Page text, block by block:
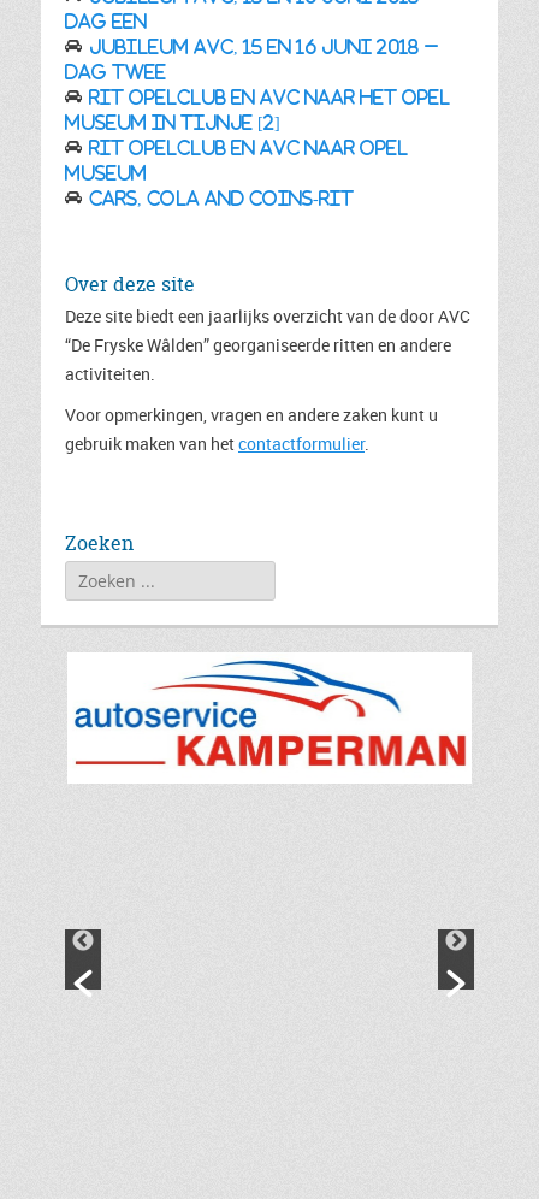
DAG EEN
Jubileum AVC, 15 en 16 juni 2018 –
DAG TWEE
Rit Opelclub en AVC naar het Opel
Museum in Tijnje [2]
Rit Opelclub en AVC naar Opel
Museum
Cars, Cola and Coins-rit
Over deze site
Deze site biedt een jaarlijks overzicht van de door AVC
“De Fryske Wâlden” georganiseerde ritten en andere
activiteiten.
Voor opmerkingen, vragen en andere zaken kunt u
gebruik maken van hetcontactformulier.
Zoeken
Zoeken
naar: